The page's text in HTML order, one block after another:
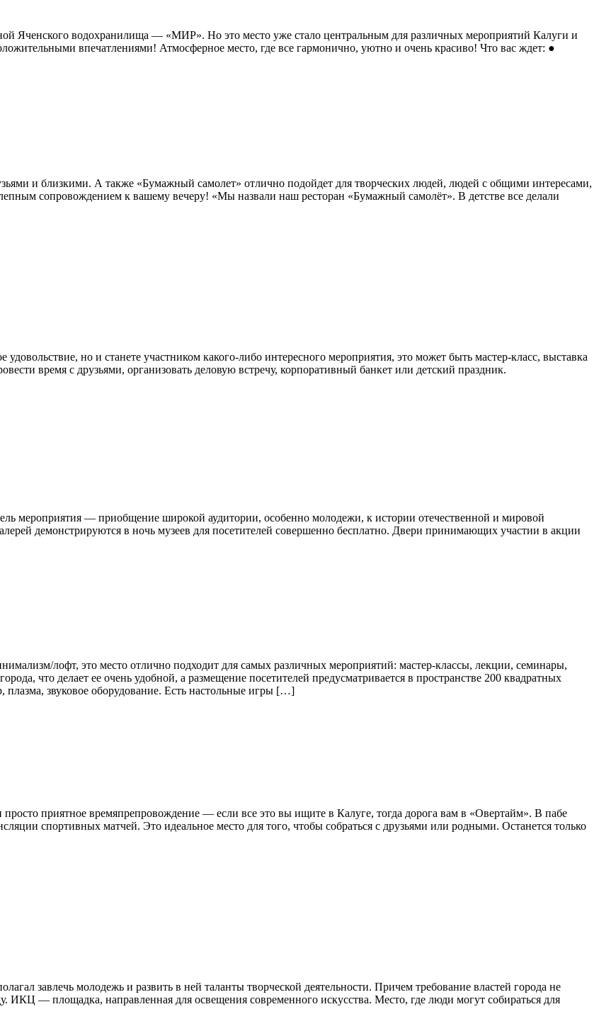
Яченского водохранилища — «МИР». Но это место уже стало центральным для различных мероприятий Калуги и
впечатлениями! Атмосферное место, где все гармонично, уютно и очень красиво! Что вас ждет: ●
и близкими. А также «Бумажный самолет» отлично подойдет для творческих людей, людей с общими интересами,
сопровождением к вашему вечеру! «Мы назвали наш ресторан «Бумажный самолёт». В детстве все делали
но и станете участником какого-либо интересного мероприятия, это может быть мастер-класс, выставка
время с друзьями, организовать деловую встречу, корпоративный банкет или детский праздник.
мероприятия — приобщение широкой аудитории, особенно молодежи, к истории отечественной и мировой
демонстрируются в ночь музеев для посетителей совершенно бесплатно. Двери принимающих участии в акции
лофт, это место отлично подходит для самых различных мероприятий: мастер-классы, лекции, семинары,
что делает ее очень удобной, а размещение посетителей предусматривается в пространстве 200 квадратных
звуковое оборудование. Есть настольные игры […]
приятное времяпрепровождение — если все это вы ищите в Калуге, тогда дорога вам в «Овертайм». В пабе
спортивных матчей. Это идеальное место для того, чтобы собраться с друзьями или родными. Останется только
завлечь молодежь и развить в ней таланты творческой деятельности. Причем требование властей города не
ИКЦ — площадка, направленная для освещения современного искусства. Место, где люди могут собираться для